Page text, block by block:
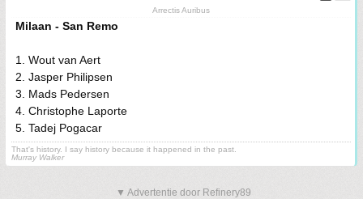
Arrectis Auribus
Milaan - San Remo
1. Wout van Aert
2. Jasper Philipsen
3. Mads Pedersen
4. Christophe Laporte
5. Tadej Pogacar
That's history. I say history because it happened in the past.
Murray Walker
▼ Advertentie door Refinery89